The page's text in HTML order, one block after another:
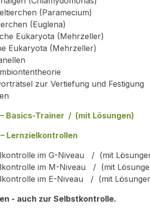
(Paramecium)
(Euglena)
Eukaryota (Mehrzeller)
Eukaryota (Mehrzeller)
zur Vertiefung und Festigung
Basics-Trainer / (mit Lösungen)
Lernzielkontrollen
im G-Niveau / (mit
im M-Niveau / (mit
im E-Niveau / (mit
- auch zur Selbstkontrolle.